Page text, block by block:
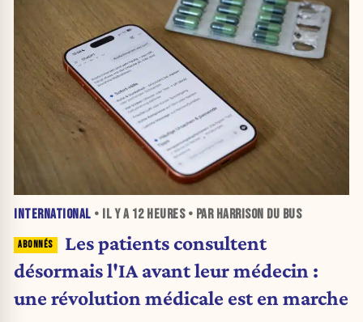
INTERNATIONAL • IL Y A 12 HEURES• PAR HARRISON DU BUS
Les patients consultent
désormais l'IA avant leur médecin :
une révolution médicale est en marche